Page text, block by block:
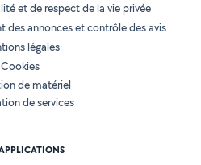
et de respect de la vie privée
des annonces et contrôle des avis
légales
Cookies
de matériel
de services